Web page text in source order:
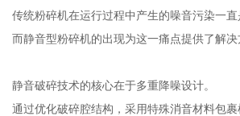
传统粉碎机在运行过程中产生的噪音污染一直
而静音型粉碎机的出现为这一痛点提供了解决
静音破碎技术的核心在于多重降噪设计。
通过优化破碎腔结构，采用特殊消音材料包